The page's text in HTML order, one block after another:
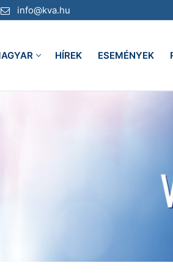
info@kva.hu
HÍREK ESEMÉNYEK